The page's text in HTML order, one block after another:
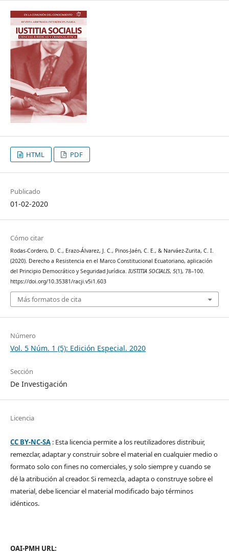
HTML PDF
Publicado
01-02-2020
Cómo citar
Rodas-Cordero, D. C., Erazo-Álvarez, J. C., Pinos-Jaén, C. E., & Narváez-Zurita, C. I.
(2020). Derecho a Resistencia en el Marco Constitucional Ecuatoriano, aplicación
del Principio Democrático y Seguridad Jurídica. IUSTITIA SOCIALIS, 5(1), 78–100.
https://doi.org/10.35381/racji.v5i1.603
Más formatos de cita
Número
Vol. 5 Núm. 1 (5): Edición Especial. 2020
Sección
De Investigación
Licencia
CC BY-NC-SA: Esta licencia permite a los reutilizadores distribuir,
remezclar, adaptar y construir sobre el material en cualquier medio o
formato solo con fines no comerciales, y solo siempre y cuando se
dé la atribución al creador. Si remezcla, adapta o construye sobre el
material, debe licenciar el material modificado bajo términos
idénticos.
OAI-PMH URL: